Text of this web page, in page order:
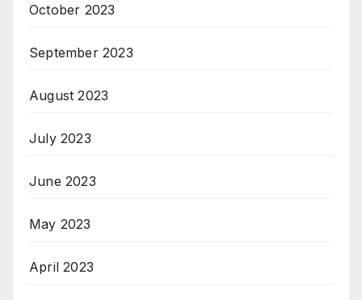
October 2023
September 2023
August 2023
July 2023
June 2023
May 2023
April 2023